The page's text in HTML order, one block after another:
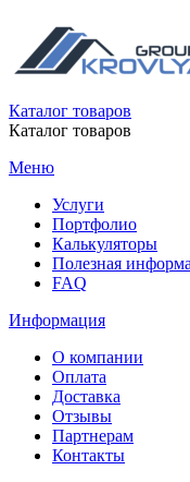
Каталог товаров
Каталог товаров
Меню
Услуги
Портфолио
Калькуляторы
Полезная
FAQ
Информация
О компании
Оплата
Доставка
Отзывы
Партнерам
Контакты